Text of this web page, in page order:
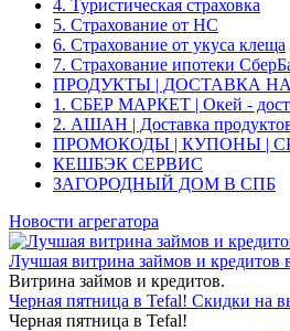
4. Туристическая страховка
5. Страхование от НС
6. Страхование от укуса клеща
7. Страхование ипотеки
ПРОДУКТЫ | ДОСТАВКА
1. СБЕР МАРКЕТ | Окей -
2. АШАН | Доставка
ПРОМОКОДЫ | КУПОНЫ |
КЕШБЭК СЕРВИС
ЗАГОРОДНЫЙ ДОМ В СПБ
Новости агрегатора
Лучшая витрина займов и кредитов
Витрина займов и кредитов.
Черная пятница в Tefal! Скидки на
Черная пятница в Tefal!